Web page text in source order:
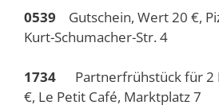
0539
Gutschein, Wert 20 €,
Kurt-Schumacher-Str. 4
1734
Partnerfrühstück für 2
€, Le Petit Café, Marktplatz 7